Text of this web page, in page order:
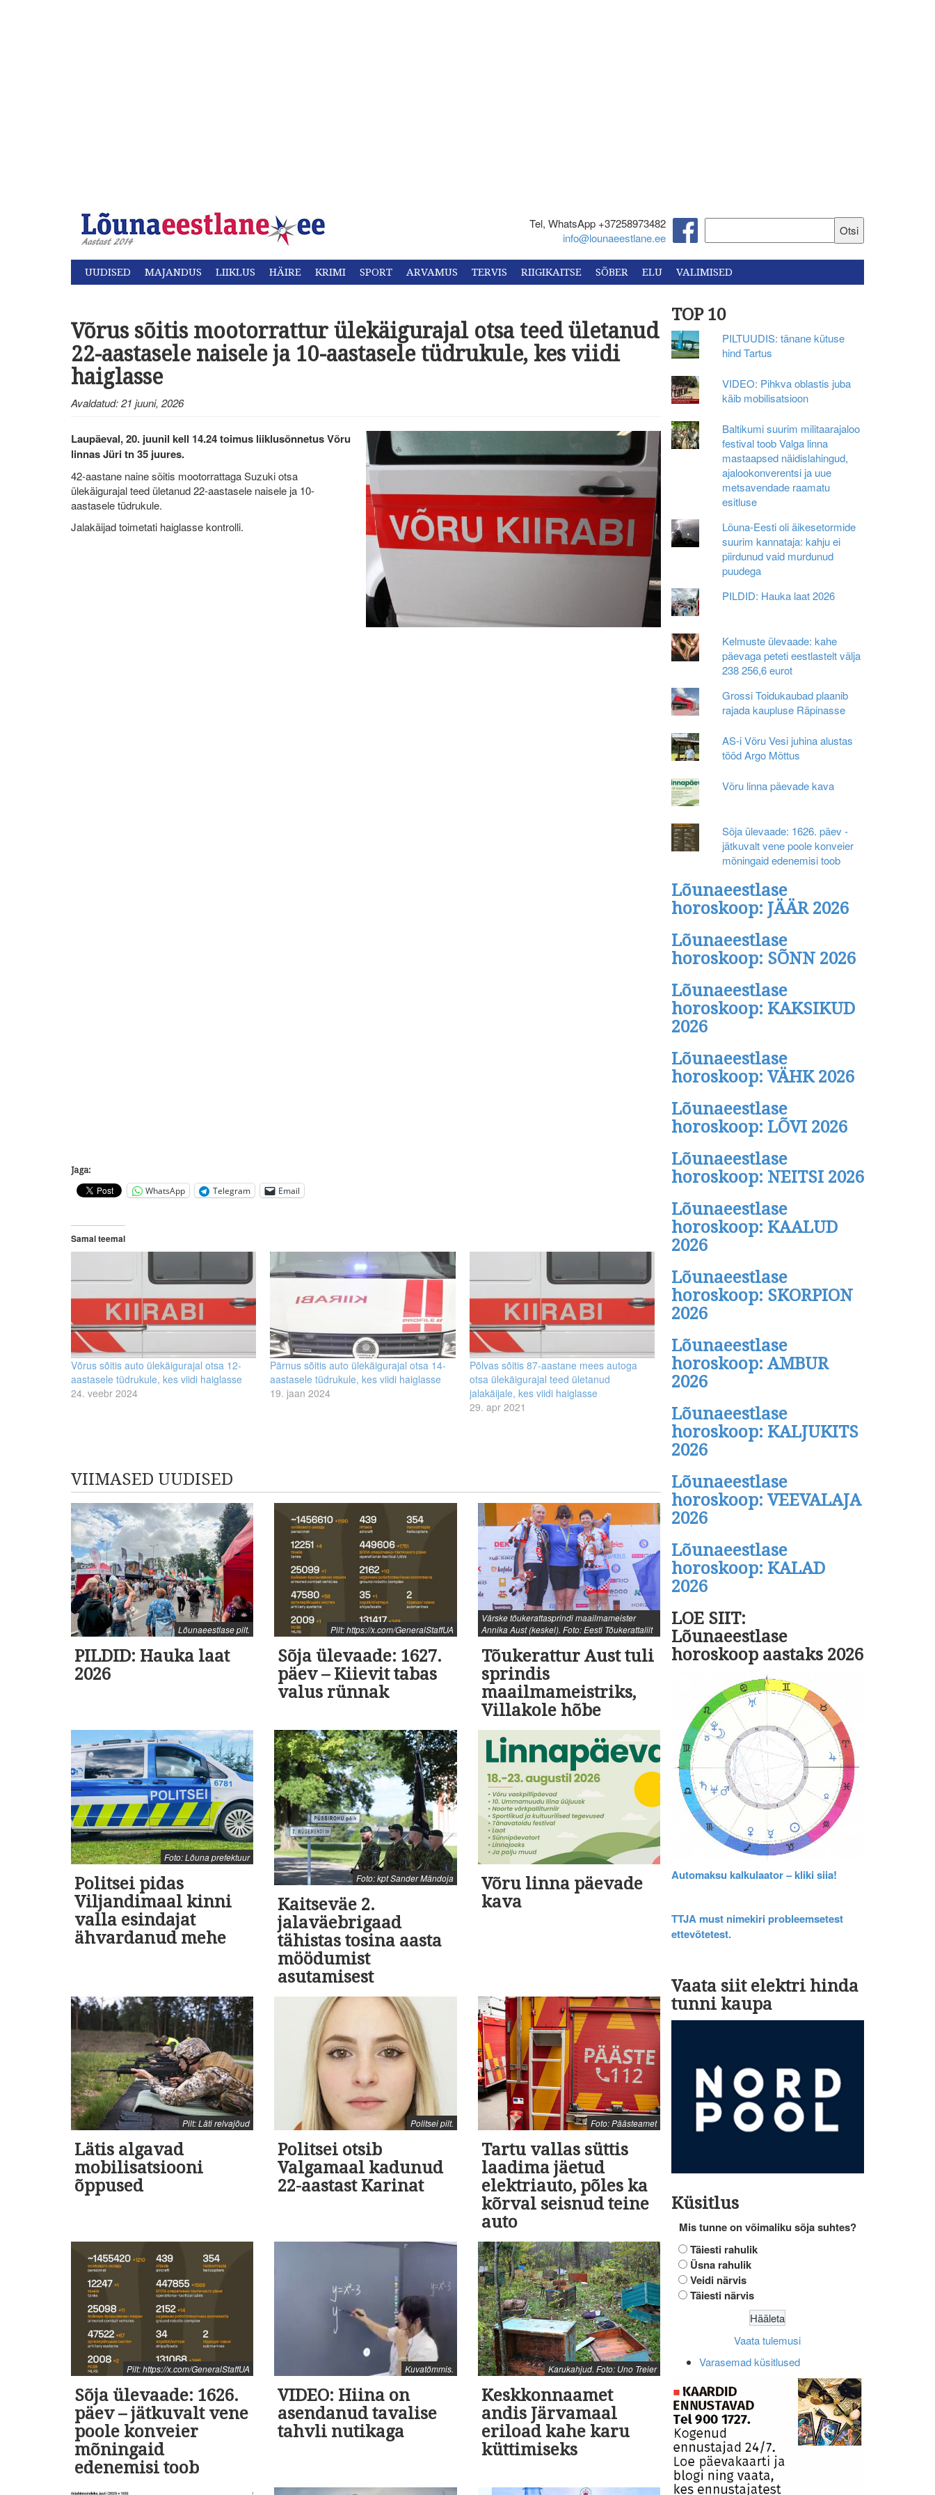
Tel, WhatsApp +37258973482‬
info@lounaeestlane.ee
UUDISED MAJANDUS LIIKLUS HÄIRE KRIMI SPORT ARVAMUS TERVIS RIIGIKAITSE SÕBER ELU VALIMISED
Võrus sõitis mootorrattur ülekäigurajal otsa teed ületanud
22-aastasele naisele ja 10-aastasele tüdrukule, kes viidi
haiglasse
Avaldatud: 21 juuni, 2026
Laupäeval, 20. juunil kell 14.24 toimus liiklusõnnetus Võru
linnas Jüri tn 35 juures.
42-aastane naine sõitis mootorrattaga Suzuki otsa
ülekäigurajal teed ületanud 22-aastasele naisele ja 10-
aastasele tüdrukule.
Jalakäijad toimetati haiglasse kontrolli.
Jaga:
WhatsApp Telegram Email
Samal teemal
Võrus sõitis auto ülekäigurajal otsa 12-
aastasele tüdrukule, kes viidi haiglasse
24. veebr 2024
Pärnus sõitis auto ülekäigurajal otsa 14-
aastasele tüdrukule, kes viidi haiglasse
19. jaan 2024
Põlvas sõitis 87-aastane mees autoga
otsa ülekäigurajal teed ületanud
jalakäijale, kes viidi haiglasse
29. apr 2021
VIIMASED UUDISED
Lõunaeestlase pilt.
PILDID: Hauka laat
2026
Pilt: https://x.com/GeneralStaffUA
Sõja ülevaade: 1627.
päev – Kiievit tabas
valus rünnak
Värske tõukerattasprindi maailmameister
Annika Aust (keskel). Foto: Eesti Tõukerattaliit
Tõukerattur Aust tuli
sprindis
maailmameistriks,
Villakole hõbe
Foto: Lõuna prefektuur
Politsei pidas
Viljandimaal kinni
valla esindajat
ähvardanud mehe
Foto: kpt Sander Mändoja
Kaitseväe 2.
jalaväebrigaad
tähistas tosina aasta
möödumist
asutamisest
Võru linna päevade
kava
Pilt: Läti relvajõud
Lätis algavad
mobilisatsiooni
õppused
Politsei pilt.
Politsei otsib
Valgamaal kadunud
22-aastast Karinat
Foto: Päästeamet
Tartu vallas süttis
laadima jäetud
elektriauto, põles ka
kõrval seisnud teine
auto
Pilt: https://x.com/GeneralStaffUA
Sõja ülevaade: 1626.
päev – jätkuvalt vene
poole konveier
mõningaid
edenemisi toob
Kuvatõmmis.
VIDEO: Hiina on
asendanud tavalise
tahvli nutikaga
Karukahjud. Foto: Uno Treier
Keskkonnaamet
andis Järvamaal
eriload kahe karu
küttimiseks
TOP 10
PILTUUDIS: tänane kütuse
hind Tartus
VIDEO: Pihkva oblastis juba
käib mobilisatsioon
Baltikumi suurim militaarajaloo
festival toob Valga linna
mastaapsed näidislahingud,
ajalookonverentsi ja uue
metsavendade raamatu
esitluse
Lõuna-Eesti oli äikesetormide
suurim kannataja: kahju ei
piirdunud vaid murdunud
puudega
PILDID: Hauka laat 2026
Kelmuste ülevaade: kahe
päevaga peteti eestlastelt välja
238 256,6 eurot
Grossi Toidukaubad plaanib
rajada kaupluse Räpinasse
AS-i Võru Vesi juhina alustas
tööd Argo Mõttus
Võru linna päevade kava
Sõja ülevaade: 1626. päev -
jätkuvalt vene poole konveier
mõningaid edenemisi toob
Lõunaeestlase
horoskoop: JÄÄR 2026
Lõunaeestlase
horoskoop: SÕNN 2026
Lõunaeestlase
horoskoop: KAKSIKUD
2026
Lõunaeestlase
horoskoop: VÄHK 2026
Lõunaeestlase
horoskoop: LÕVI 2026
Lõunaeestlase
horoskoop: NEITSI 2026
Lõunaeestlase
horoskoop: KAALUD
2026
Lõunaeestlase
horoskoop: SKORPION
2026
Lõunaeestlase
horoskoop: AMBUR
2026
Lõunaeestlase
horoskoop: KALJUKITS
2026
Lõunaeestlase
horoskoop: VEEVALAJA
2026
Lõunaeestlase
horoskoop: KALAD
2026
LOE SIIT:
Lõunaeestlase
horoskoop aastaks 2026
Automaksu kalkulaator – kliki siia!
TTJA must nimekiri probleemsetest
ettevõtetest.
Vaata siit elektri hinda
tunni kaupa
Küsitlus
Mis tunne on võimaliku sõja suhtes?
Täiesti rahulik
Üsna rahulik
Veidi närvis
Täiesti närvis
Vaata tulemusi
Varasemad küsitlused